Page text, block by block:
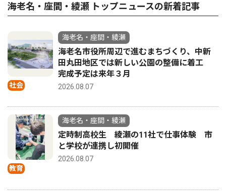
海老名・座間・綾瀬 トップニュースの新着記事
社会
海老名・座間・綾瀬
海老名市役所周辺で進むまちづくり、中新
田丸田地区では新しい公園の整備に着工
完成予定は来年３月
2026.08.07
教育
海老名・座間・綾瀬
定時制高校生 綾瀬の11社で仕事体験 市
と学校が連携し初開催
2026.08.07